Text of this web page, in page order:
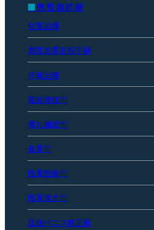
男性器診療
包茎治療
真性包茎形成手術
早漏治療
亀頭増強術
睾丸摘出術
長茎術
陰茎短縮術
陰茎増大術
屈曲ペニス修正術